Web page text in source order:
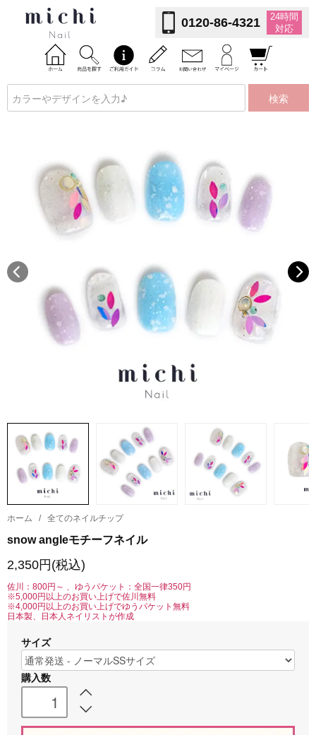
0120-86-4321
24時間
対応
検索
ホーム / 全てのネイルチップ
snow angleモチーフネイル
2,350円(税込)
佐川：800円～ 、ゆうパケット：全国一律350円
※5,000円以上のお買い上げで佐川無料
※4,000円以上のお買い上げでゆうパケット無料
日本製、日本人ネイリストが作成
サイズ
購入数